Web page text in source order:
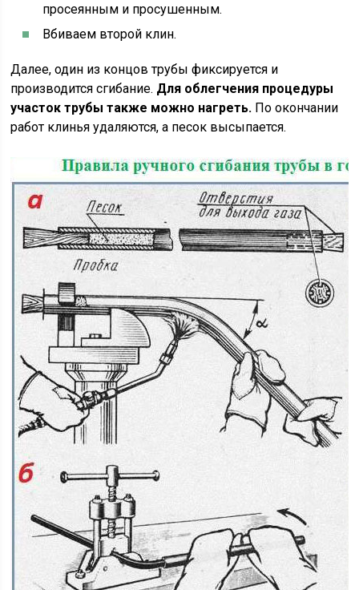
просеянным и просушенным.
Вбиваем второй клин.
Далее, один из концов трубы фиксируется и
производится сгибание. Для облегчения процедуры
участок трубы также можно нагреть. По окончании
работ клинья удаляются, а песок высыпается.